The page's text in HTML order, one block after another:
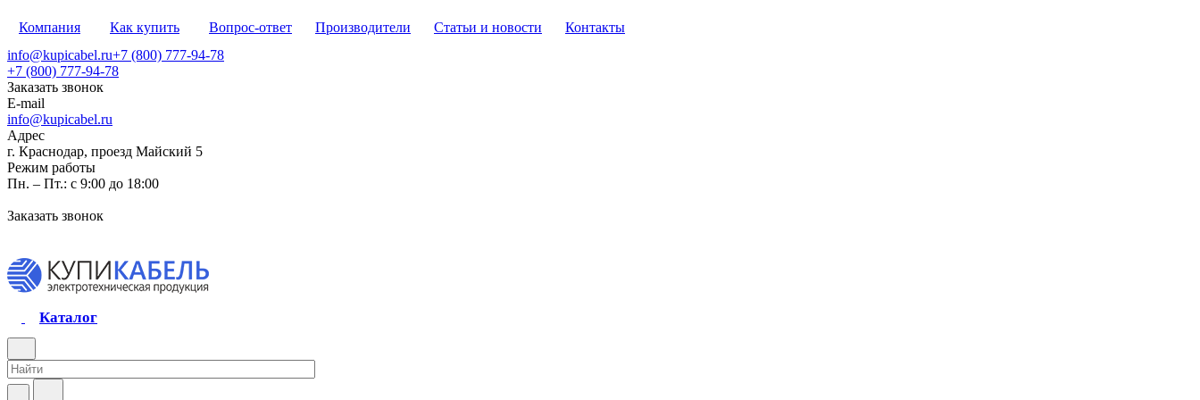
Компания Как купить Вопрос-ответ Производители Статьи и новости
Контакты
info@kupicabel.ru+7 (800) 777-94-78
+7 (800) 777-94-78
Заказать звонок
E-mail
info@kupicabel.ru
Адрес
г. Краснодар, проезд Майский 5
Режим работы
Пн. – Пт.: с 9:00 до 18:00
Заказать звонок
Каталог